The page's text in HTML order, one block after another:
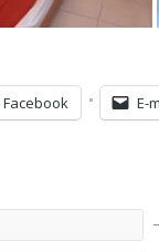
Facebook E-